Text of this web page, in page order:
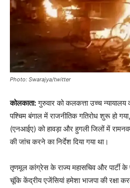
Photo: Swarajya/twitter
कोलकाता:गुरुवार को कलकत्ता उच्च
पश्चिम बंगाल में राजनीतिक गतिरोध शुरू हो
(एनआईए) को हावड़ा और हुगली जिलों में
की जांच करने का निर्देश दिया गया था।
तृणमूल कांग्रेस के राज्य महासचिव और पार्टी
चूंकि केंद्रीय एजेंसियां हमेशा भाजपा की रक्षा